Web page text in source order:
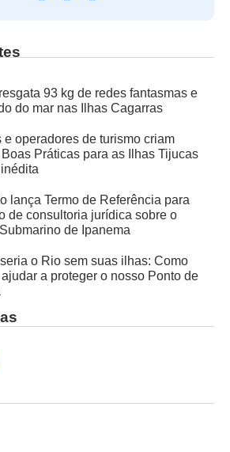
93 kg de redes fantasmas e
do mar nas Ilhas Cagarras
e operadores de turismo criam
Práticas para as Ilhas Tijucas
lança Termo de Referência para
de consultoria jurídica sobre o
de Ipanema
o Rio sem suas ilhas: Como
a proteger o nosso Ponto de